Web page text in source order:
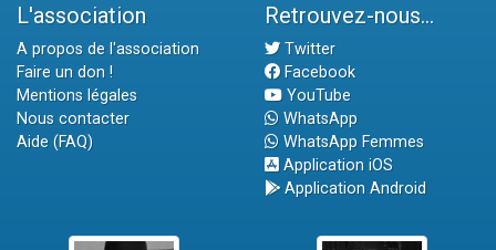
L'association
A propos de l'association
Faire un don !
Mentions légales
Nous contacter
Aide (FAQ)
Retrouvez-nous...
Twitter
Facebook
YouTube
WhatsApp
WhatsApp Femmes
Application iOS
Application Android